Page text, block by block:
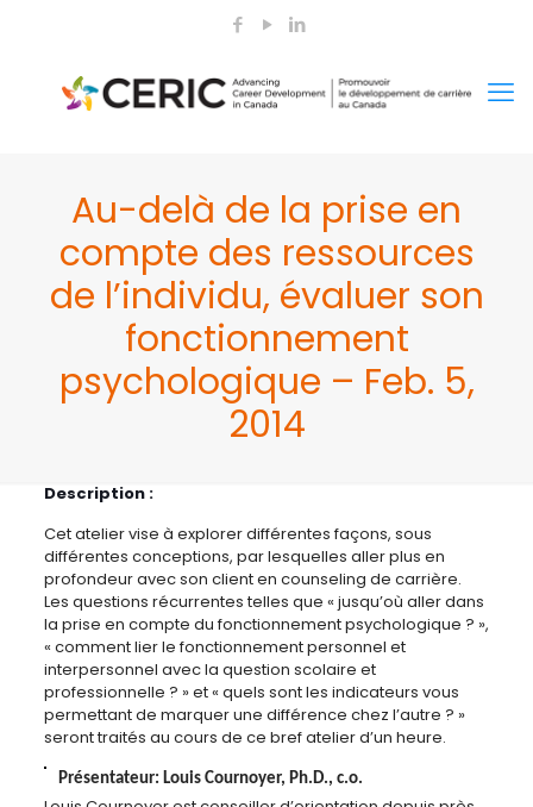
Au-delà de la prise en
compte des ressources
de l’individu, évaluer son
fonctionnement
psychologique – Feb. 5,
2014
Description :
Cet atelier vise à explorer différentes façons, sous
différentes conceptions, par lesquelles aller plus en
profondeur avec son client en counseling de carrière.
Les questions récurrentes telles que « jusqu’où aller dans
la prise en compte du fonctionnement psychologique ? »,
« comment lier le fonctionnement personnel et
interpersonnel avec la question scolaire et
professionnelle ? » et « quels sont les indicateurs vous
permettant de marquer une différence chez l’autre ? »
seront traités au cours de ce bref atelier d’un heure.
Présentateur: Louis Cournoyer, Ph.D., c.o.